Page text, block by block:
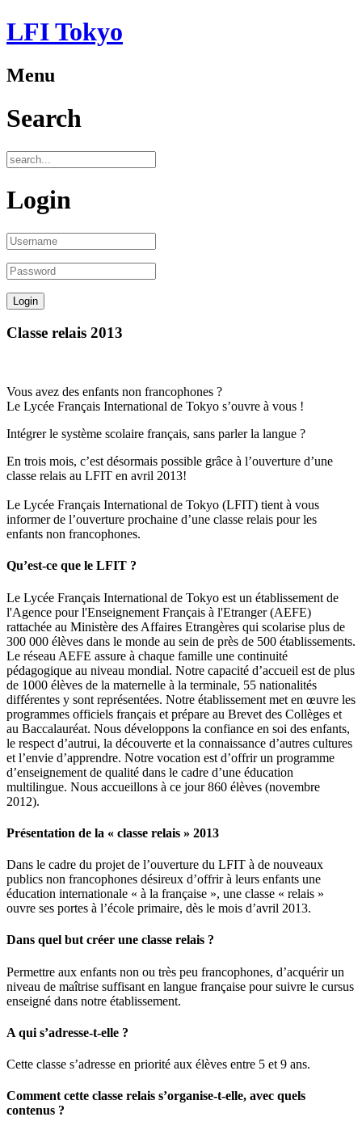
LFI Tokyo
Menu
Search
Login
Classe relais 2013
Vous avez des enfants non francophones ?
Le Lycée Français International de Tokyo s’ouvre à vous !
Intégrer le système scolaire français, sans parler la langue ?
En trois mois, c’est désormais possible grâce à l’ouverture d’une
classe relais au LFIT en avril 2013!
Le Lycée Français International de Tokyo (LFIT) tient à vous
informer de l’ouverture prochaine d’une classe relais pour les
enfants non francophones.
Qu’est-ce que le LFIT ?
Le Lycée Français International de Tokyo est un établissement de
l'Agence pour l'Enseignement Français à l'Etranger (AEFE)
rattachée au Ministère des Affaires Etrangères qui scolarise plus de
300 000 élèves dans le monde au sein de près de 500 établissements.
Le réseau AEFE assure à chaque famille une continuité
pédagogique au niveau mondial. Notre capacité d’accueil est de plus
de 1000 élèves de la maternelle à la terminale, 55 nationalités
différentes y sont représentées. Notre établissement met en œuvre les
programmes officiels français et prépare au Brevet des Collèges et
au Baccalauréat. Nous développons la confiance en soi des enfants,
le respect d’autrui, la découverte et la connaissance d’autres cultures
et l’envie d’apprendre. Notre vocation est d’offrir un programme
d’enseignement de qualité dans le cadre d’une éducation
multilingue. Nous accueillons à ce jour 860 élèves (novembre
2012).
Présentation de la « classe relais » 2013
Dans le cadre du projet de l’ouverture du LFIT à de nouveaux
publics non francophones désireux d’offrir à leurs enfants une
éducation internationale « à la française », une classe « relais »
ouvre ses portes à l’école primaire, dès le mois d’avril 2013.
Dans quel but créer une classe relais ?
Permettre aux enfants non ou très peu francophones, d’acquérir un
niveau de maîtrise suffisant en langue française pour suivre le cursus
enseigné dans notre établissement.
A qui s’adresse-t-elle ?
Cette classe s’adresse en priorité aux élèves entre 5 et 9 ans.
Comment cette classe relais s’organise-t-elle, avec quels
contenus ?